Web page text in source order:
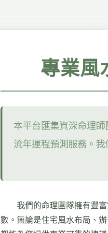
專業風
本平台匯集資深命理
流年運程預測服務。
我們的命理團隊擁有豐
數。無論是住宅風水布局、